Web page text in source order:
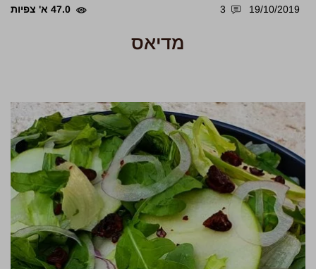
19/10/2019
3 47.0 א' צפיות
מדיאס